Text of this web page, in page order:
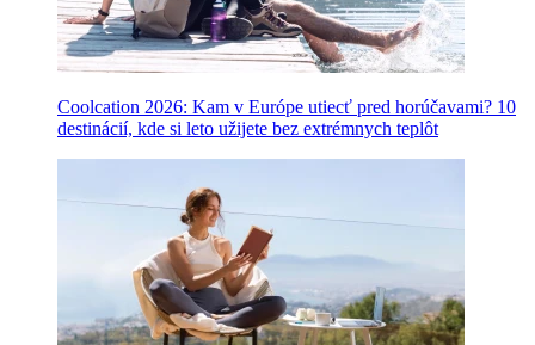
Coolcation 2026: Kam v Európe utiecť pred horúčavami? 10
destinácií, kde si leto užijete bez extrémnych teplôt